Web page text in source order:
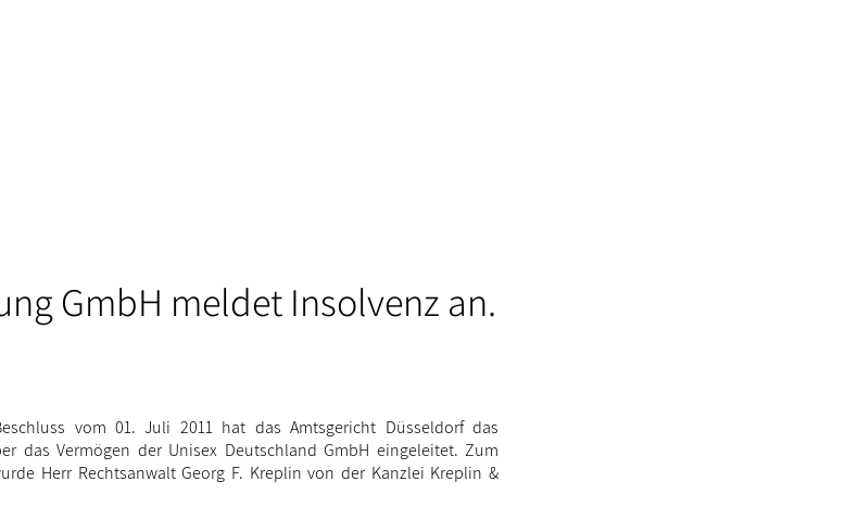
GmbH meldet Insolvenz an.
vom 01. Juli 2011 hat das Amtsgericht Düsseldorf das
das Vermögen der Unisex Deutschland GmbH eingeleitet. Zum
Herr Rechtsanwalt Georg F. Kreplin von der Kanzlei Kreplin &